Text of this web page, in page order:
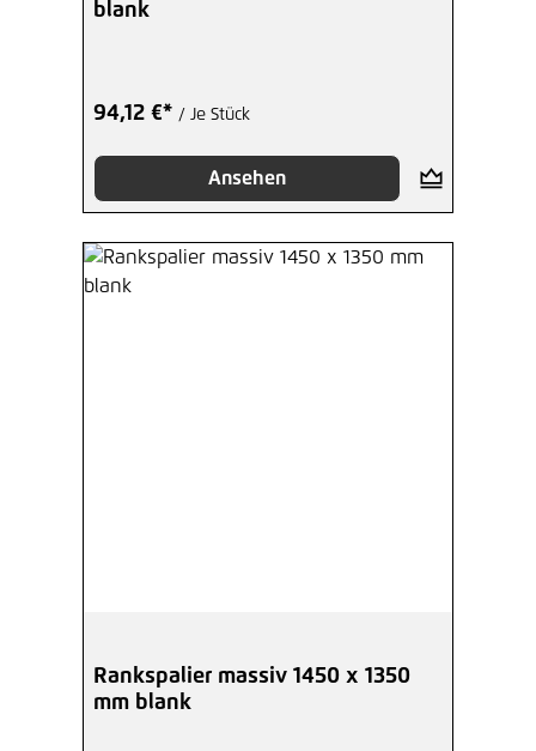
blank
94,12 €* / Je Stück
Ansehen
Rankspalier massiv 1450 x 1350
mm blank